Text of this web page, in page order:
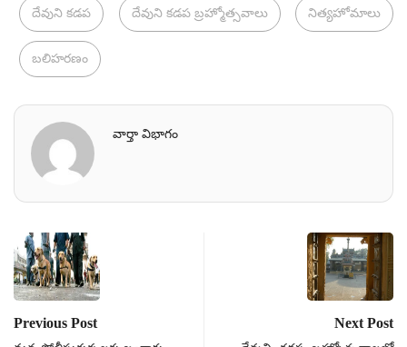
దేవుని కడప దేవుని కడప బ్రహ్మోత్సవాలు నిత్యహోమాలు
బలిహరణం
వార్తా విభాగం
Previous Post Next Post